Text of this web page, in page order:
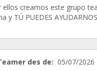
ellos creamos este grupo
y TÚ PUEDES
des de: 05/07/2026